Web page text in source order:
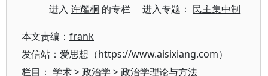
进入许耀桐 的专栏 进入专题： 民主集中制
本文责编： frank
发信站：爱思想（https://www.aisixiang.com）
栏目： 学术>政治学 >政治学理论与方法